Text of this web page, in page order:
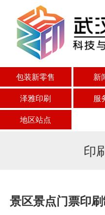
包装新零售 新
泽雅印刷
服
地区站点
印
景区景点门票印